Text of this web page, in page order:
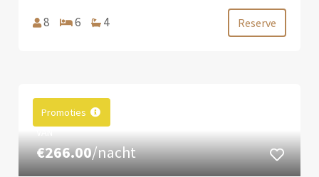
8 6 4 Reserve
Promoties
€266.00/nacht